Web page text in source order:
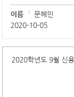
이름 문혜민
2020-10-05
2020학년도 9월 신